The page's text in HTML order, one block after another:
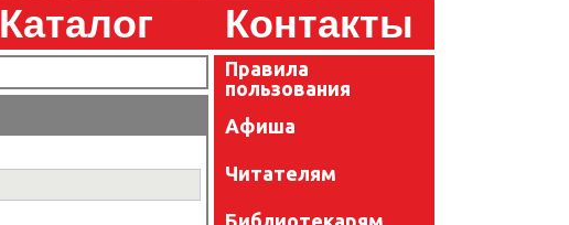
Каталог Контакты
Правила
пользования
Афиша
Читателям
Библиотекарям